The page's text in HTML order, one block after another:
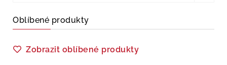
Oblíbené produkty
Zobrazit oblíbené produkty